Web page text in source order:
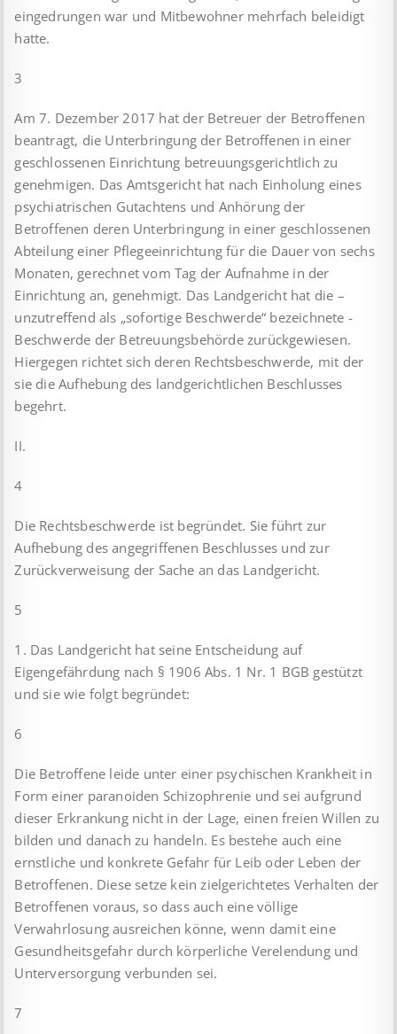
eingedrungen war und Mitbewohner mehrfach beleidigt
hatte.
3
Am 7. Dezember 2017 hat der Betreuer der Betroffenen
beantragt, die Unterbringung der Betroffenen in einer
geschlossenen Einrichtung betreuungsgerichtlich zu
genehmigen. Das Amtsgericht hat nach Einholung eines
psychiatrischen Gutachtens und Anhörung der
Betroffenen deren Unterbringung in einer geschlossenen
Abteilung einer Pflegeeinrichtung für die Dauer von sechs
Monaten, gerechnet vom Tag der Aufnahme in der
Einrichtung an, genehmigt. Das Landgericht hat die –
unzutreffend als „sofortige Beschwerde“ bezeichnete -
Beschwerde der Betreuungsbehörde zurückgewiesen.
Hiergegen richtet sich deren Rechtsbeschwerde, mit der
sie die Aufhebung des landgerichtlichen Beschlusses
begehrt.
II.
4
Die Rechtsbeschwerde ist begründet. Sie führt zur
Aufhebung des angegriffenen Beschlusses und zur
Zurückverweisung der Sache an das Landgericht.
5
1. Das Landgericht hat seine Entscheidung auf
Eigengefährdung nach § 1906 Abs. 1 Nr. 1 BGB gestützt
und sie wie folgt begründet:
6
Die Betroffene leide unter einer psychischen Krankheit in
Form einer paranoiden Schizophrenie und sei aufgrund
dieser Erkrankung nicht in der Lage, einen freien Willen zu
bilden und danach zu handeln. Es bestehe auch eine
ernstliche und konkrete Gefahr für Leib oder Leben der
Betroffenen. Diese setze kein zielgerichtetes Verhalten der
Betroffenen voraus, so dass auch eine völlige
Verwahrlosung ausreichen könne, wenn damit eine
Gesundheitsgefahr durch körperliche Verelendung und
Unterversorgung verbunden sei.
7